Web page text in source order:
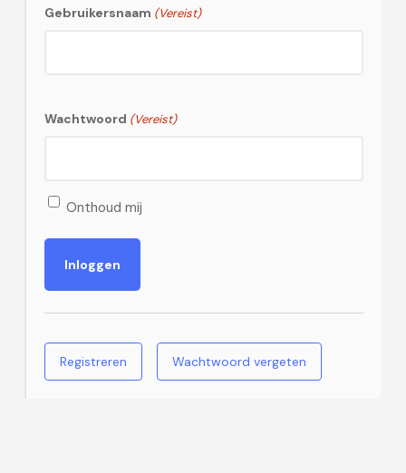
Gebruikersnaam (Vereist)
Wachtwoord (Vereist)
Onthoud mij
Registreren Wachtwoord vergeten